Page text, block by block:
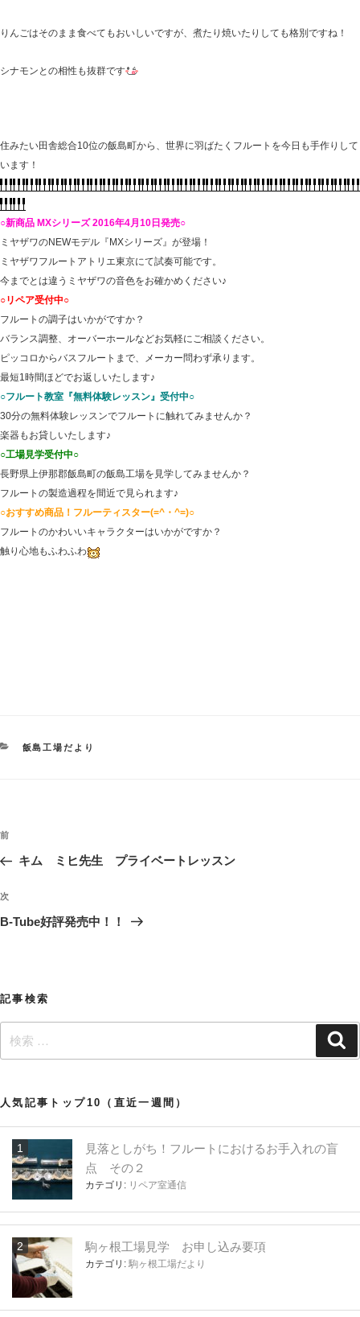
りんごはそのまま食べてもおいしいですが、煮たり焼いたりしても格別ですね！
シナモンとの相性も抜群です
住みたい田舎総合10位の飯島町から、世界に羽ばたくフルートを今日も手作りして
います！
○新商品 MXシリーズ 2016年4月10日発売○
ミヤザワのNEWモデル『MXシリーズ』が登場！
ミヤザワフルートアトリエ東京にて試奏可能です。
今までとは違うミヤザワの音色をお確かめください♪
○リペア受付中○
フルートの調子はいかがですか？
バランス調整、オーバーホールなどお気軽にご相談ください。
ピッコロからバスフルートまで、メーカー問わず承ります。
最短1時間ほどでお返しいたします♪
○フルート教室『無料体験レッスン』受付中○
30分の無料体験レッスンでフルートに触れてみませんか？
楽器もお貸しいたします♪
○工場見学受付中○
長野県上伊那郡飯島町の飯島工場を見学してみませんか？
フルートの製造過程を間近で見られます♪
○おすすめ商品！フルーティスター(=^・^=)○
フルートのかわいいキャラクターはいかがですか？
触り心地もふわふわ
カ
飯島工場だより
投
ビ
ゲ
ン
過
去
投
稿
前
キム ミヒ先生 プライベートレッスン
次
の
次
B-Tube好評発売中！！
記事検索
索:
人気記事トップ10（直近一週間）
見落としがち！フルートにおけるお手入れの盲
点 その２
カテゴリ: リペア室通信
駒ヶ根工場見学 お申し込み要項
カテゴリ: 駒ヶ根工場だより